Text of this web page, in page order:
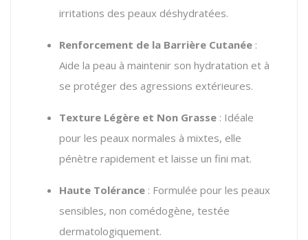
irritations des peaux déshydratées.
Renforcement de la Barrière Cutanée :
Aide la peau à maintenir son hydratation et à
se protéger des agressions extérieures.
Texture Légère et Non Grasse : Idéale
pour les peaux normales à mixtes, elle
pénètre rapidement et laisse un fini mat.
Haute Tolérance : Formulée pour les peaux
sensibles, non comédogène, testée
dermatologiquement.